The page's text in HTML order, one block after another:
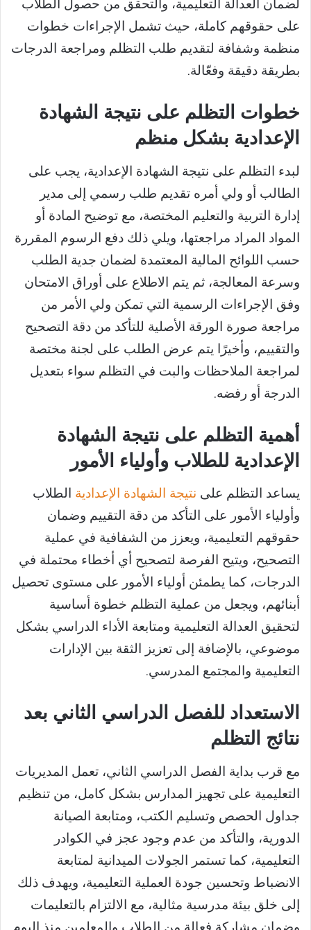
لضمان العدالة التعليمية، والتحقق من حصول الطلاب
على حقوقهم كاملة، حيث تشمل الإجراءات خطوات
منظمة وشفافة لتقديم طلب التظلم ومراجعة الدرجات
بطريقة دقيقة وفعّالة.
خطوات التظلم على نتيجة الشهادة
الإعدادية بشكل منظم
لبدء التظلم على نتيجة الشهادة الإعدادية، يجب على
الطالب أو ولي أمره تقديم طلب رسمي إلى مدير
إدارة التربية والتعليم المختصة، مع توضيح المادة أو
المواد المراد مراجعتها، ويلي ذلك دفع الرسوم المقررة
حسب اللوائح المالية المعتمدة لضمان جدية الطلب
وسرعة المعالجة، ثم يتم الاطلاع على أوراق الامتحان
وفق الإجراءات الرسمية التي تمكن ولي الأمر من
مراجعة صورة الورقة الأصلية للتأكد من دقة التصحيح
والتقييم، وأخيرًا يتم عرض الطلب على لجنة مختصة
لمراجعة الملاحظات والبت في التظلم سواء بتعديل
الدرجة أو رفضه.
أهمية التظلم على نتيجة الشهادة
الإعدادية للطلاب وأولياء الأمور
يساعد التظلم على نتيجة الشهادة الإعدادية الطلاب
وأولياء الأمور على التأكد من دقة التقييم وضمان
حقوقهم التعليمية، ويعزز من الشفافية في عملية
التصحيح، ويتيح الفرصة لتصحيح أي أخطاء محتملة في
الدرجات، كما يطمئن أولياء الأمور على مستوى تحصيل
أبنائهم، ويجعل من عملية التظلم خطوة أساسية
لتحقيق العدالة التعليمية ومتابعة الأداء الدراسي بشكل
موضوعي، بالإضافة إلى تعزيز الثقة بين الإدارات
التعليمية والمجتمع المدرسي.
الاستعداد للفصل الدراسي الثاني بعد
نتائج التظلم
مع قرب بداية الفصل الدراسي الثاني، تعمل المديريات
التعليمية على تجهيز المدارس بشكل كامل، من تنظيم
جداول الحصص وتسليم الكتب، ومتابعة الصيانة
الدورية، والتأكد من عدم وجود عجز في الكوادر
التعليمية، كما تستمر الجولات الميدانية لمتابعة
الانضباط وتحسين جودة العملية التعليمية، ويهدف ذلك
إلى خلق بيئة مدرسية مثالية، مع الالتزام بالتعليمات